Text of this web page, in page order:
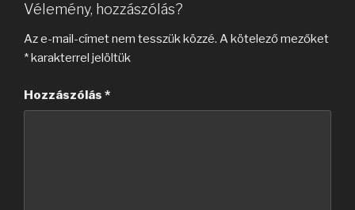
Vélemény, hozzászólás?
Az e-mail-címet nem tesszük közzé. A kötelező mezőket
*karakterrel jelöltük
Hozzászólás *